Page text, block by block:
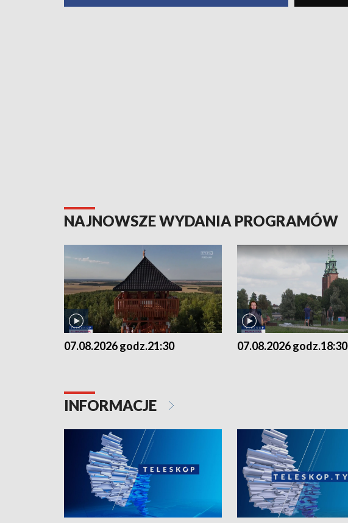
NAJNOWSZE WYDANIA PROGRAMÓW
07.08.2026 godz.21:30 07.08.2026 godz.18:30
INFORMACJE